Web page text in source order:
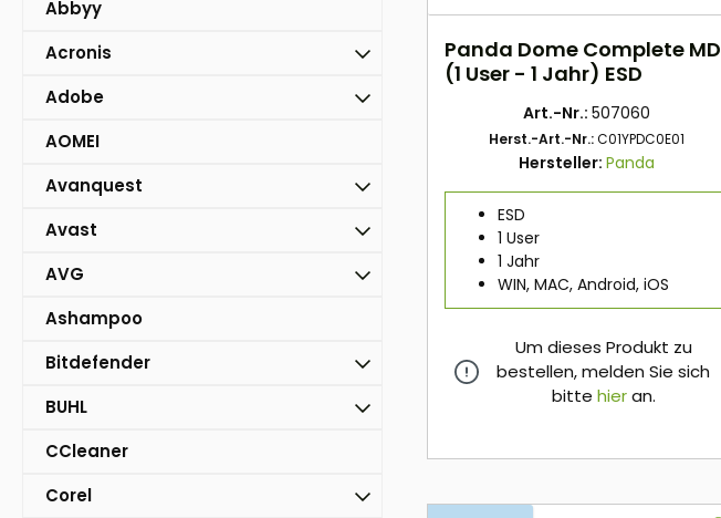
Abbyy
Acronis
Adobe
AOMEI
Avanquest
Avast
AVG
Ashampoo
Bitdefender
BUHL
CCleaner
Corel
Panda Dome Complete MD
(1 User - 1 Jahr) ESD
Art.-Nr.:507060
Herst.-Art.-Nr.:C01YPDC0E01
Hersteller:Panda
ESD
1 User
1 Jahr
WIN, MAC, Android, iOS
Um dieses Produkt zu
bestellen, melden Sie sich
bitte hieran.